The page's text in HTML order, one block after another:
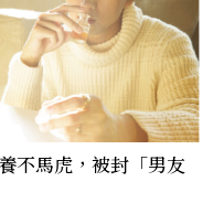
不馬虎，被封「男友